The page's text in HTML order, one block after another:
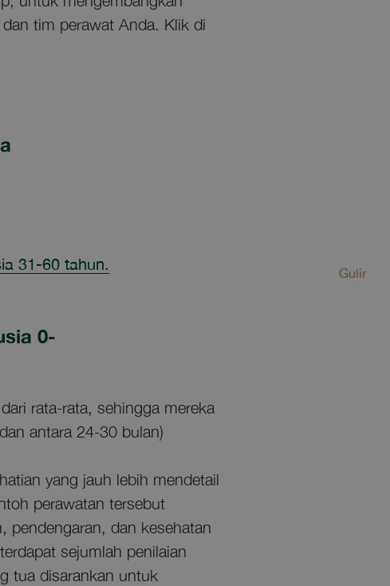
tim perawat Anda. Klik di
31-60 tahun.
0-
rata-rata, sehingga mereka
antara 24-30 bulan)
yang jauh lebih mendetail
perawatan tersebut
pendengaran, dan kesehatan
sejumlah penilaian
tua disarankan untuk
Gulir